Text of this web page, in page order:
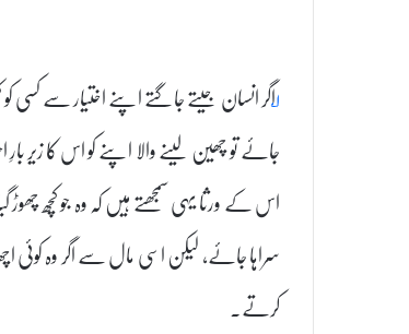
۱؂اگر انسان جیتے جاگتے اپنے اختیار سے
جائے تو چھین لینے والا اپنے کو اس کا
اس کے ورثا یہی سمجھتے ہیں کہ وہ جو کچھ
سراہا جائے، لیکن اسی مال سے اگر وہ کوئی
کرتے۔